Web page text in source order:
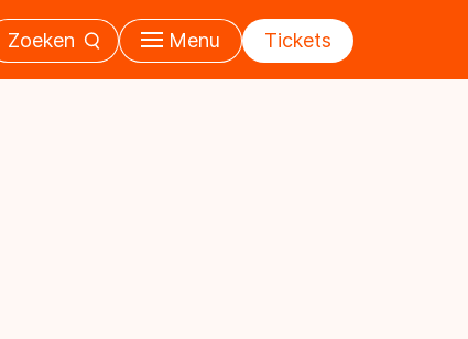
Zoeken Menu Tickets